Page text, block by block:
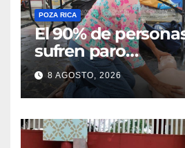
POZA RICA
El 90% de
sufren paro
8 AGOSTO, 2026